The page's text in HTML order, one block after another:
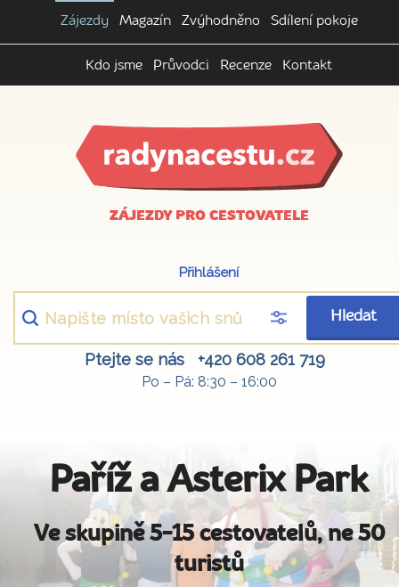
Zájezdy Magazín Zvýhodněno Sdílení pokoje
Kdo jsme Průvodci Recenze Kontakt
ZÁJEZDY PRO CESTOVATELE
Přihlášení
Hledat
Ptejte se nás +420 608 261 719
Po – Pá: 8:30 – 16:00
Paříž a Asterix Park
Ve skupině 5-15 cestovatelů, ne 50
turistů